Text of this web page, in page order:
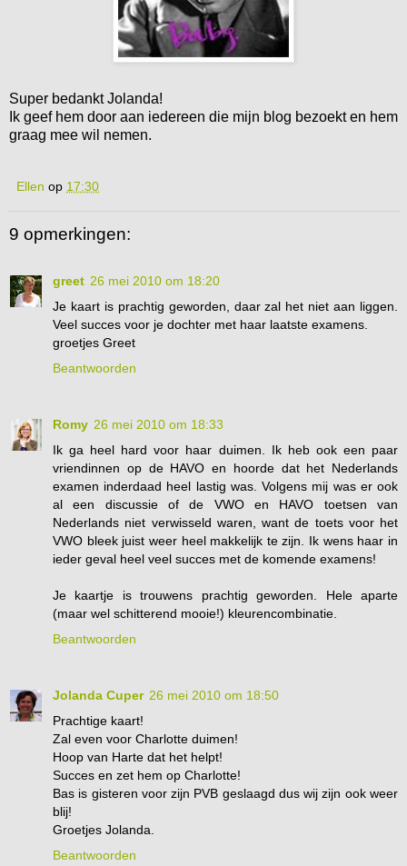
Super bedankt Jolanda!
Ik geef hem door aan iedereen die mijn blog bezoekt en hem
graag mee wil nemen.
Ellen op 17:30
9 opmerkingen:
greet 26 mei 2010 om 18:20
Je kaart is prachtig geworden, daar zal het niet aan liggen.
Veel succes voor je dochter met haar laatste examens.
groetjes Greet
Beantwoorden
Romy 26 mei 2010 om 18:33
Ik ga heel hard voor haar duimen. Ik heb ook een paar
vriendinnen op de HAVO en hoorde dat het Nederlands
examen inderdaad heel lastig was. Volgens mij was er ook
al een discussie of de VWO en HAVO toetsen van
Nederlands niet verwisseld waren, want de toets voor het
VWO bleek juist weer heel makkelijk te zijn. Ik wens haar in
ieder geval heel veel succes met de komende examens!
Je kaartje is trouwens prachtig geworden. Hele aparte
(maar wel schitterend mooie!) kleurencombinatie.
Beantwoorden
Jolanda Cuper 26 mei 2010 om 18:50
Prachtige kaart!
Zal even voor Charlotte duimen!
Hoop van Harte dat het helpt!
Succes en zet hem op Charlotte!
Bas is gisteren voor zijn PVB geslaagd dus wij zijn ook weer
blij!
Groetjes Jolanda.
Beantwoorden